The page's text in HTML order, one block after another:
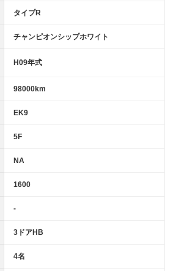
タイプR
チャンピオンシップホワイト
H09年式
98000km
EK9
5F
NA
1600
-
3ドアHB
4名